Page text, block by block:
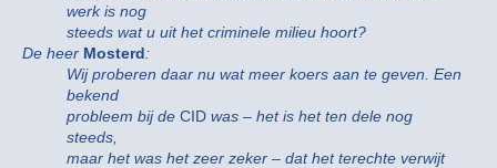
werk is nog
steeds wat u uit het criminele milieu hoort?
De heer Mosterd:
Wij proberen daar nu wat meer koers aan te geven. Een
bekend
probleem bij de CID was – het is het ten dele nog
steeds,
maar het was het zeer zeker – dat het terechte verwijt